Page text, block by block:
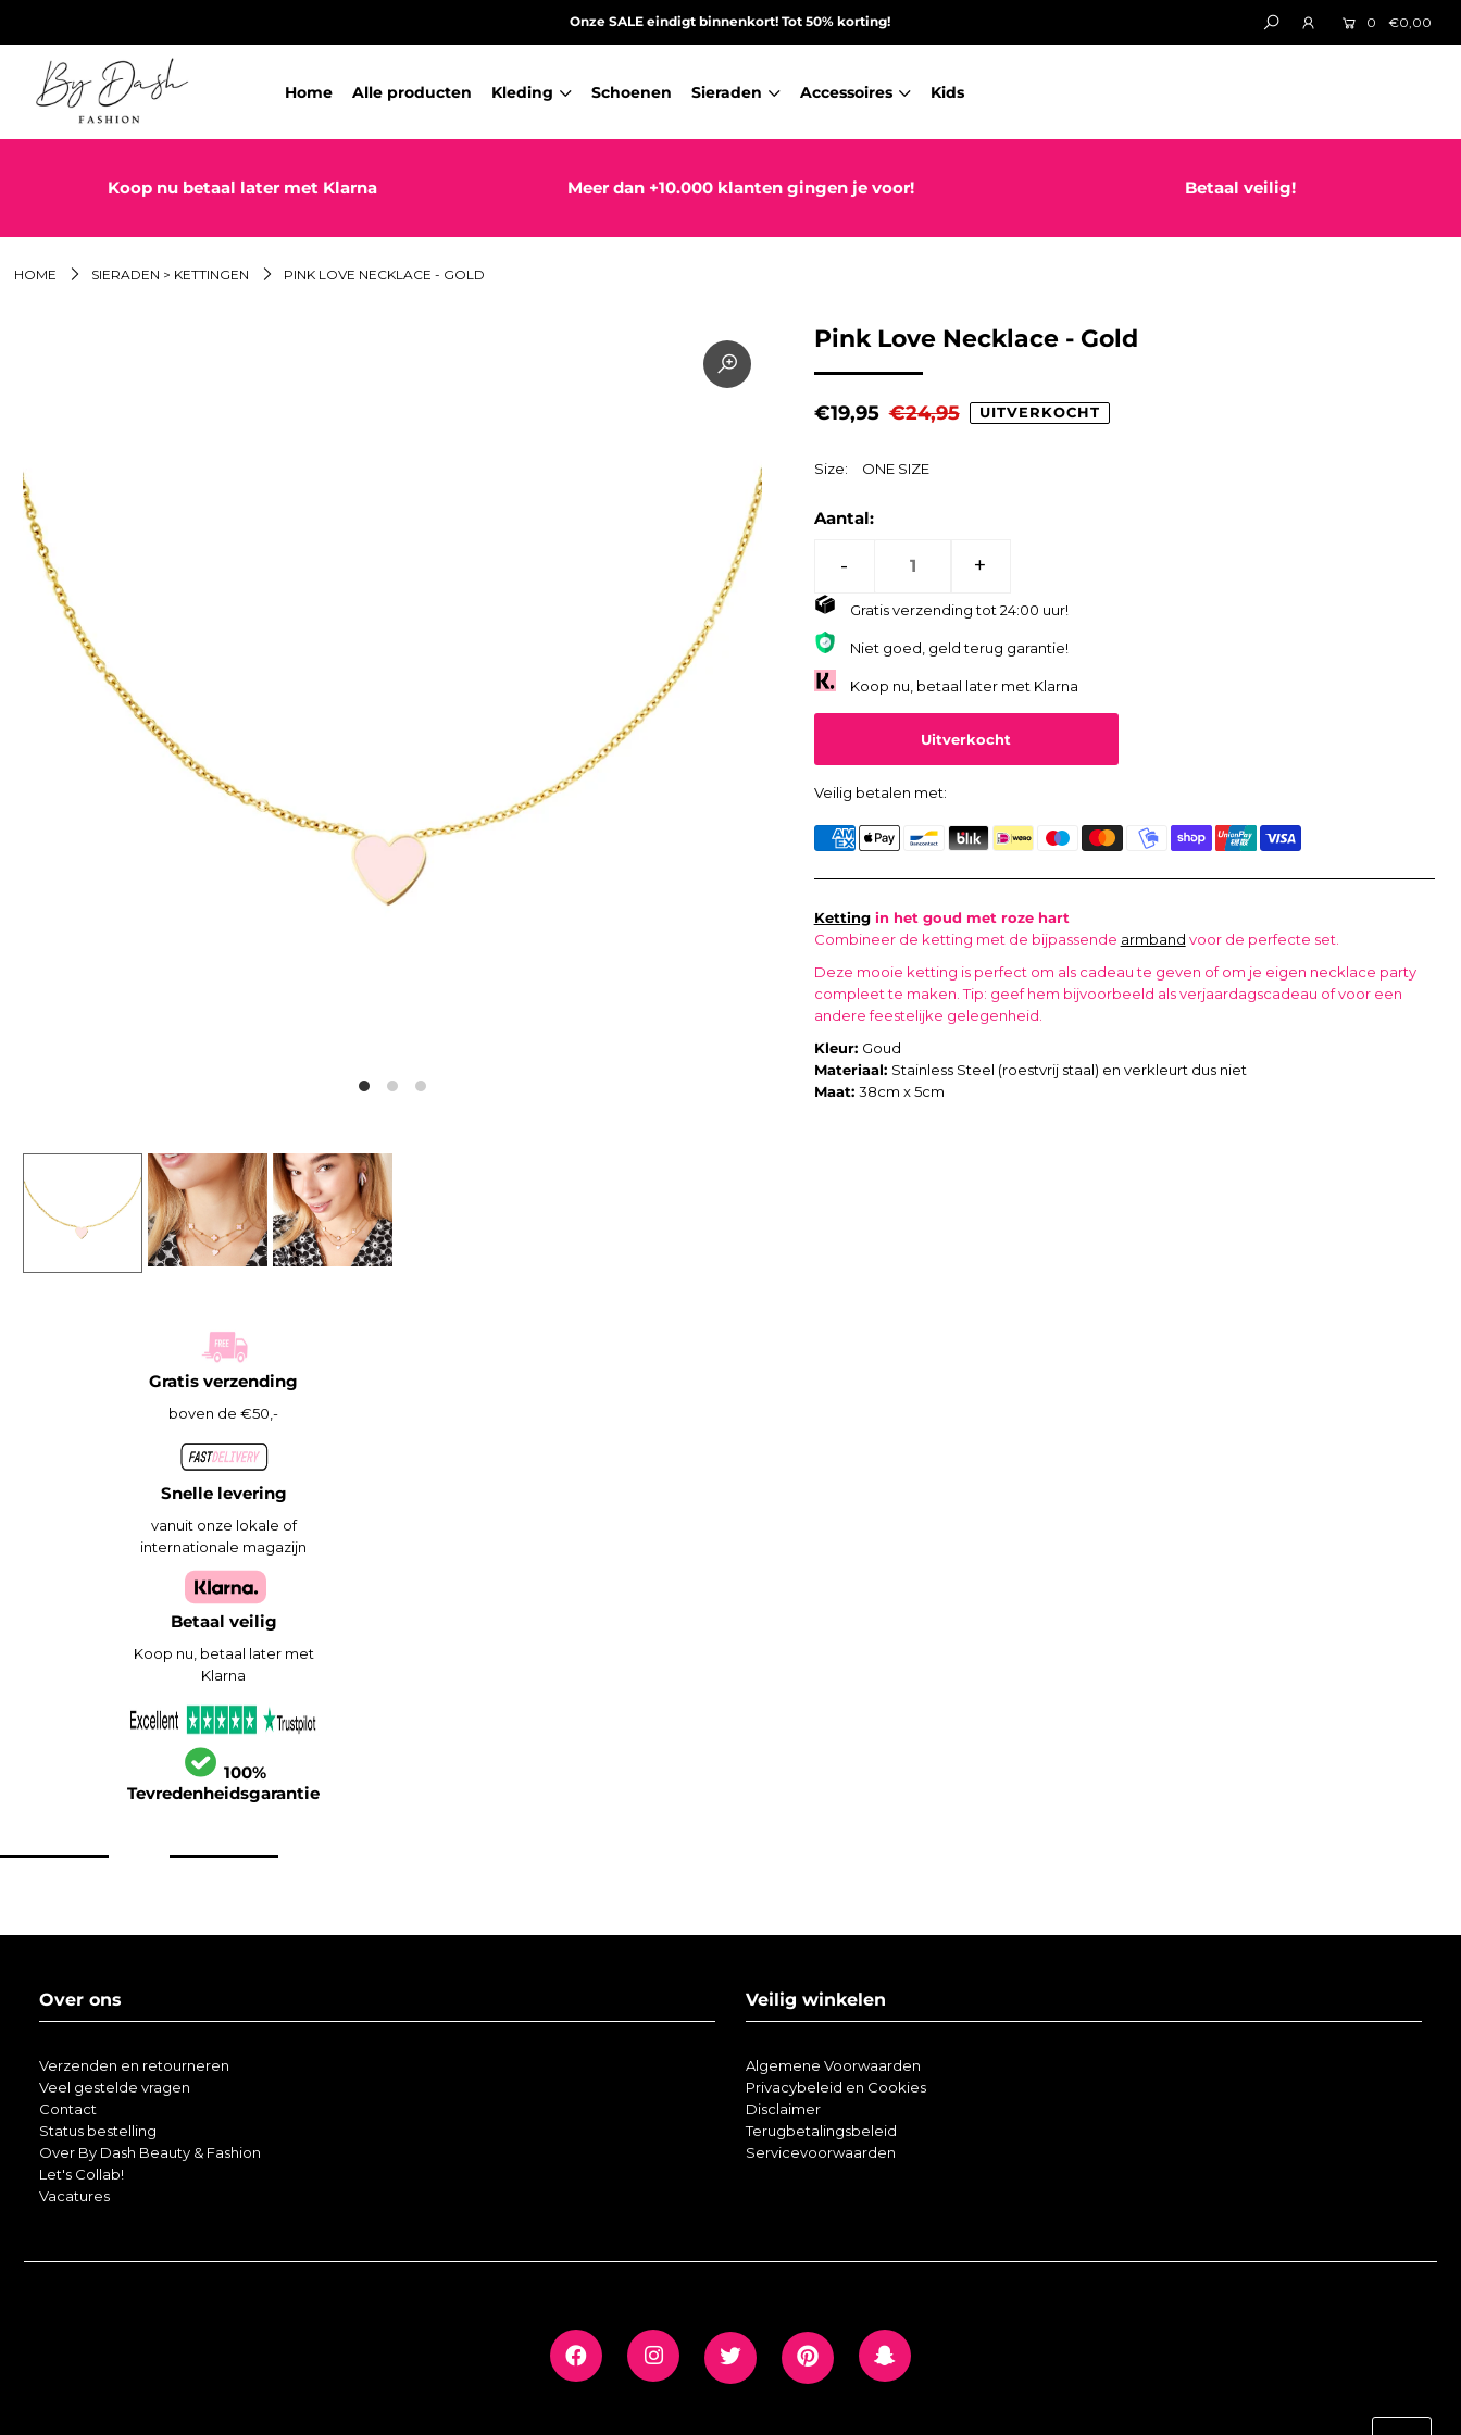
Onze SALE eindigt binnenkort! Tot 50% korting! 0 €0,00
Home Alle producten Kleding Schoenen Sieraden Accessoires Kids
Koop nu betaal later met Klarna Meer dan +10.000 klanten gingen je voor! Betaal veilig!
HOME SIERADEN > KETTINGEN PINK LOVE NECKLACE - GOLD
Pink Love Necklace - Gold
€19,95 €24,95 UITVERKOCHT
Size: ONE SIZE
Aantal:
- +
Gratis verzending tot 24:00 uur!
Niet goed, geld terug garantie!
Koop nu, betaal later met Klarna
Veilig betalen met:
Kettingin het goud met roze hart
Combineer de ketting met de bijpassende armband voor de perfecte set.
Deze mooie ketting is perfect om als cadeau te geven of om je eigen necklace party
compleet te maken. Tip: geef hem bijvoorbeeld alsverjaardagscadeau of voor een
andere feestelijke gelegenheid.
Kleur: Goud
Materiaal: Stainless Steel (roestvrij staal) en verkleurt dus niet
Maat: 38cm x 5cm
Gratis verzending
boven de €50,-
Snelle levering
vanuit onze lokale of
internationale magazijn
Betaal veilig
Koop nu, betaal later met
Klarna
100%
Tevredenheidsgarantie
Over ons
Verzenden en retourneren
Veel gestelde vragen
Contact
Status bestelling
Over By Dash Beauty & Fashion
Let's Collab!
Vacatures
Veilig winkelen
Algemene Voorwaarden
Privacybeleid en Cookies
Disclaimer
Terugbetalingsbeleid
Servicevoorwaarden